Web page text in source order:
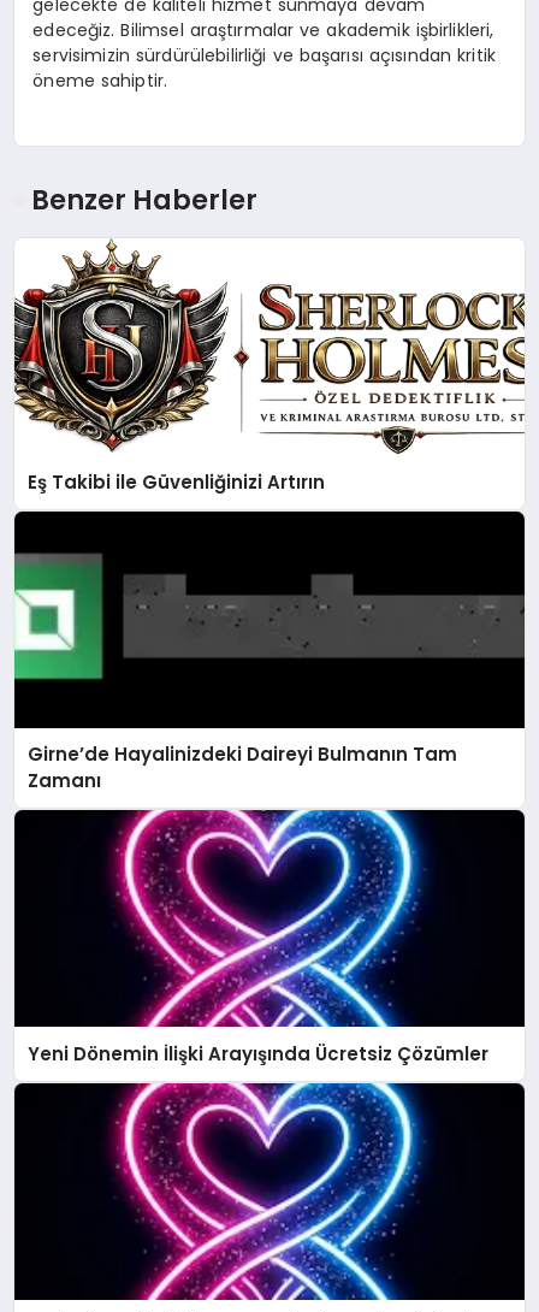
edeceğiz. Bilimsel araştırmalar ve akademik işbirlikleri,
servisimizin sürdürülebilirliği ve başarısı açısından kritik
öneme sahiptir.
Benzer Haberler
Eş Takibi ile Güvenliğinizi Artırın
Girne’de Hayalinizdeki Daireyi Bulmanın Tam
Zamanı
Yeni Dönemin İlişki Arayışında Ücretsiz Çözümler